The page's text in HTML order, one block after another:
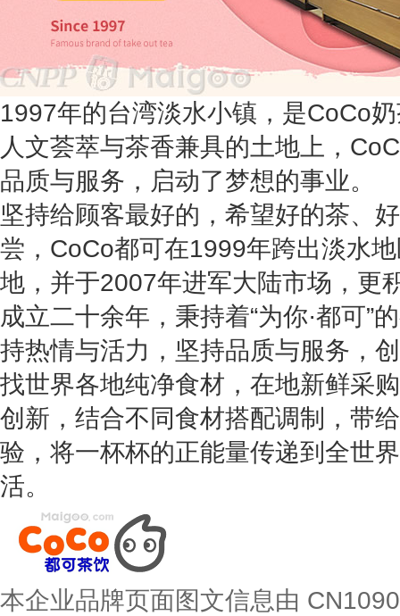
1997年的台湾淡水小镇，是CoCo
人文荟萃与茶香兼具的土地上，
品质与服务，启动了梦想的事业。
坚持给顾客最好的，希望好的茶、
尝，CoCo都可在1999年跨出淡水
地，并于2007年进军大陆市场，更
成立二十余年，秉持着“为你·都可”
持热情与活力，坚持品质与服务，
找世界各地纯净食材，在地新鲜采
创新，结合不同食材搭配调制，带给
验，将一杯杯的正能量传递到全世
活。
本企业品牌页面图文信息由